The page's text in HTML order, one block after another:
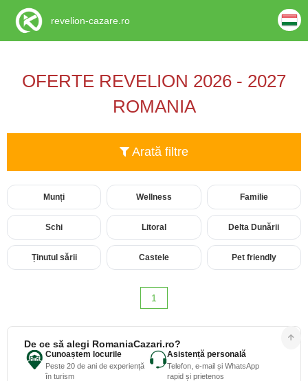
OFERTE REVELION 2026 - 2027
ROMANIA
Arată filtre
Munți Wellness Familie
Schi Litoral Delta Dunării
Ținutul sării Castele Pet friendly
1
De ce să alegi RomaniaCazari.ro?
Cunoaștem locurile
Peste 20 de ani de experiență
în turism
Asistență personală
Telefon, e-mail și WhatsApp
rapid și prietenos
revelion-cazare.ro